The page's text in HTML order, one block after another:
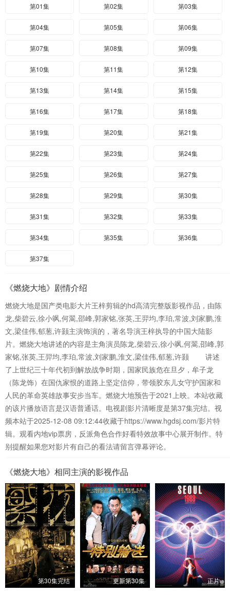
第01集 第02集 第03集
第04集 第05集 第06集
第07集 第08集 第09集
第10集 第11集 第12集
第13集 第14集 第15集
第16集 第17集 第18集
第19集 第20集 第21集
第22集 第23集 第24集
第25集 第26集 第27集
第28集 第29集 第30集
第31集 第32集 第33集
第34集 第35集 第36集
第37集
《燃烧大地》剧情介绍
燃烧大地是国产类电影大片王梓剪辑的hd高清完整版影视作品，由陈
龙,柴碧云,徐小飒,何翯,邵峰,郭家铭,张英,王羿均,李珀,常波,刘家鹏,淮
文,梁佳伟,郁葱,许颢主演饰演的，著名导演王梓执导的中国大陆影
片。燃烧大地讲述的内容是主角演员陈龙,柴碧云,徐小飒,何翯,邵峰,郭
家铭,张英,王羿均,李珀,常波,刘家鹏,淮文,梁佳伟,郁葱,许颢 讲述
了上世纪三十年代初到解放战争时期，国家民族危在旦夕，牟子龙
（陈龙饰）在国仇家恨的道路上坚定信仰，带领胶东儿女守护国家和
人民的革命英雄故事安步当车。燃烧大地预告于2021上映。本站收藏
的该片播放语言是汉语普通话。电视剧影片清晰度是第37集完结。视
频本站于2025-12-08 09:12:44收藏于https://www.hgdsj.com/影片特
辑。观看内地vip票房，反派角色合作好看特效故事中心展开制作。特
别提醒如果您对影片有自己的看法请留言弹幕评论。
《燃烧大地》相同主演的影视作品
第30集完结 更新第30集 正片